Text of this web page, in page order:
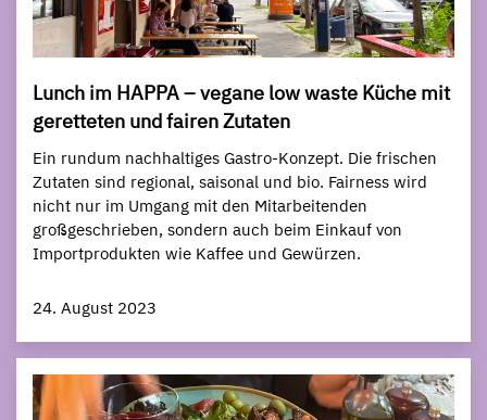
Lunch im HAPPA – vegane low waste Küche mit
geretteten und fairen Zutaten
Ein rundum nachhaltiges Gastro-Konzept. Die frischen
Zutaten sind regional, saisonal und bio. Fairness wird
nicht nur im Umgang mit den Mitarbeitenden
großgeschrieben, sondern auch beim Einkauf von
Importprodukten wie Kaffee und Gewürzen.
24. August 2023